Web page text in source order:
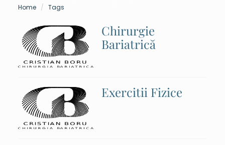
Home Tags
Chirurgie
Bariatrică
Exercitii Fizice